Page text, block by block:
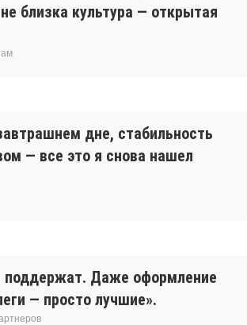
близка культура — открытая
дне, стабильность
— все это я снова нашел
поддержат. Даже оформление
— просто лучшие».